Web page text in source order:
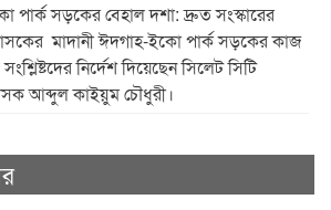
পার্ক সড়কের বেহাল দশা: দ্রুত সংস্কারের
​মাদানী ঈদগাহ-ইকো পার্ক সড়কের কাজ
নির্দেশ দিয়েছেন সিলেট সিটি
আব্দুল কাইয়ুম চৌধুরী।